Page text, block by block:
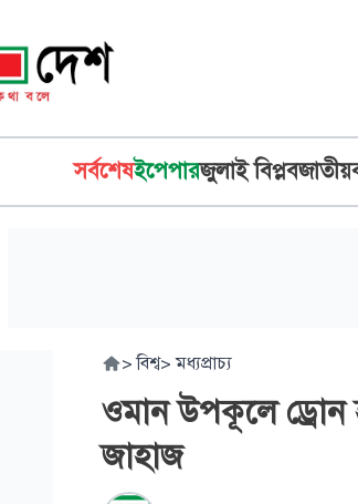
সর্বশেষইপেপারজুলাই বিপ্লবজাতীয়
> বিশ্ব> মধ্যপ্রাচ্য
ওমান উপকূলে ড্রোন
জাহাজ